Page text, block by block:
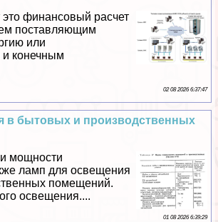
финансовый расчет
поставляющим
или
конечным
02 08 2026 6:37:47
в бытовых и производственных
и мощности
ламп для освещения
помещений.
освещения....
01 08 2026 6:39:29